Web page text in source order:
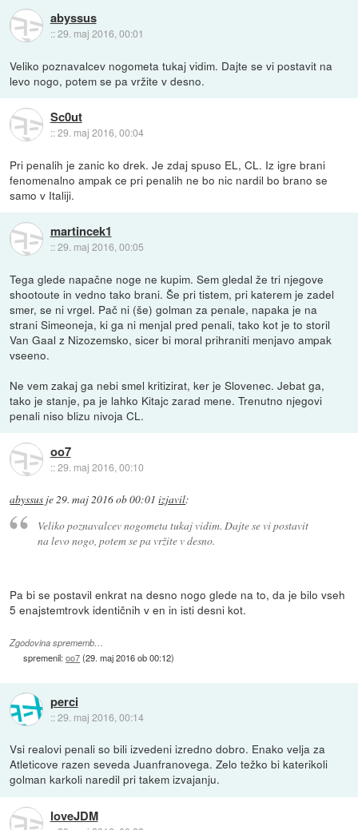
abyssus
::29. maj 2016, 00:01
Veliko poznavalcev nogometa tukaj vidim. Dajte se vi postavit na
levo nogo, potem se pa vržite v desno.
Sc0ut
::29. maj 2016, 00:04
Pri penalih je zanic ko drek. Je zdaj spuso EL, CL. Iz igre brani
fenomenalno ampak ce pri penalih ne bo nic nardil bo brano se
samo v Italiji.
martincek1
::29. maj 2016, 00:05
Tega glede napačne noge ne kupim. Sem gledal že tri njegove
shootoute in vedno tako brani. Še pri tistem, pri katerem je zadel
smer, se ni vrgel. Pač ni (še) golman za penale, napaka je na
strani Simeoneja, ki ga ni menjal pred penali, tako kot je to storil
Van Gaal z Nizozemsko, sicer bi moral prihraniti menjavo ampak
vseeno.
Ne vem zakaj ga nebi smel kritizirat, ker je Slovenec. Jebat ga,
tako je stanje, pa je lahko Kitajc zarad mene. Trenutno njegovi
penali niso blizu nivoja CL.
oo7
::29. maj 2016, 00:10
abyssus je29. maj 2016 ob 00:01 izjavil:
Veliko poznavalcev nogometa tukaj vidim. Dajte se vi postavit
na levo nogo, potem se pa vržite v desno.
Pa bi se postavil enkrat na desno nogo glede na to, da je bilo vseh
5 enajstemtrovk identičnih v en in isti desni kot.
Zgodovina sprememb…
spremenil:oo7(29. maj 2016 ob 00:12)
perci
::29. maj 2016, 00:14
Vsi realovi penali so bili izvedeni izredno dobro. Enako velja za
Atleticove razen seveda Juanfranovega. Zelo težko bi katerikoli
golman karkoli naredil pri takem izvajanju.
loveJDM